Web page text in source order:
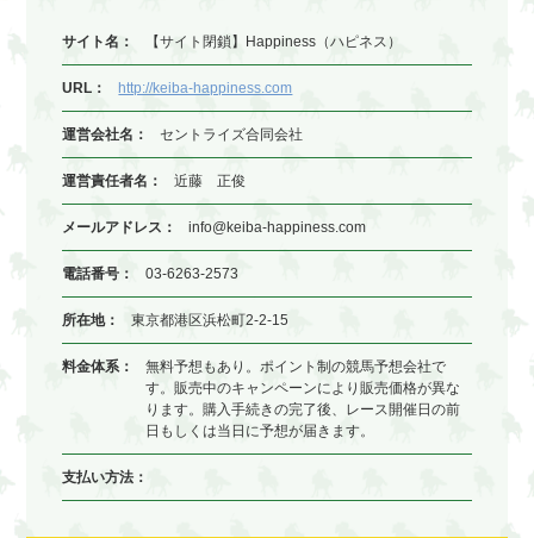
サイト名： 【サイト閉鎖】Happiness（ハピネス）
URL： http://keiba-happiness.com
運営会社名： セントライズ合同会社
運営責任者名： 近藤 正俊
メールアドレス： info@keiba-happiness.com
電話番号： 03-6263-2573
所在地： 東京都港区浜松町2-2-15
料金体系：
無料予想もあり。ポイント制の競馬予想会社で
す。販売中のキャンペーンにより販売価格が異な
ります。購入手続きの完了後、レース開催日の前
日もしくは当日に予想が届きます。
支払い方法：